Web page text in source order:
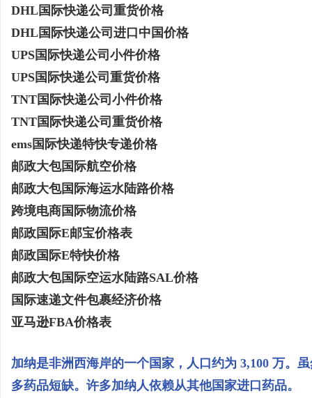
DHL国际快递公司重货价格
DHL国际快递公司进口中国价格
UPS国际快递公司小件价格
UPS国际快递公司重货价格
TNT国际快递公司小件价格
TNT国际快递公司重货价格
ems国际快递特快专递价格
邮政大包国际航空价格
邮政大包国际海运水陆路价格
跨境电商国际物流价格
邮政国际E邮宝价格表
邮政国际E特快价格
邮政大包国际空运水陆路SAL价格
国际速递文件包裹经济价格
亚马逊FBA价格表
加纳是非洲西海岸的一个国家，人口约为 3,100 万。
多药品短缺。许多加纳人依赖从其他国家进口药品。